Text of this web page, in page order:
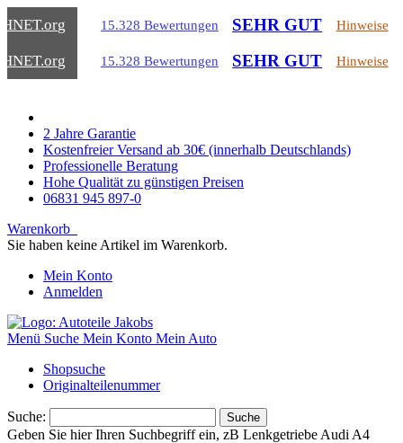
.org 15.328 Bewertungen SEHR GUT Hinweise
.org 15.328 Bewertungen SEHR GUT Hinweise
2 Jahre Garantie
Kostenfreier Versand ab 30€ (innerhalb Deutschlands)
Professionelle Beratung
Hohe Qualität zu günstigen Preisen
06831 945 897-0
Warenkorb
Sie haben keine Artikel im Warenkorb.
Mein Konto
Anmelden
Menü Suche Mein Konto Mein Auto
Shopsuche
Originalteilenummer
Suche: Suche
Geben Sie hier Ihren Suchbegriff ein, zB Lenkgetriebe Audi A4